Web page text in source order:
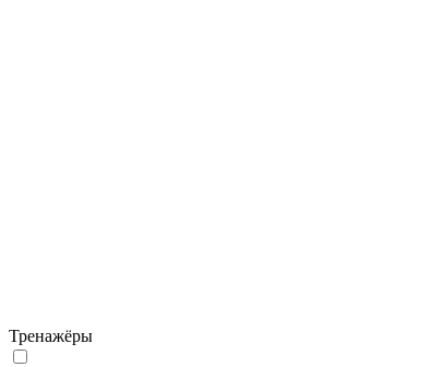
Тренажёры